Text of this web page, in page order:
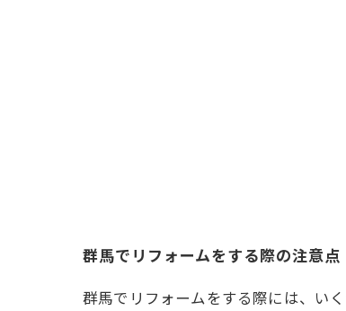
群馬でリフォームをする際の注意点
群馬でリフォームをする際には、い